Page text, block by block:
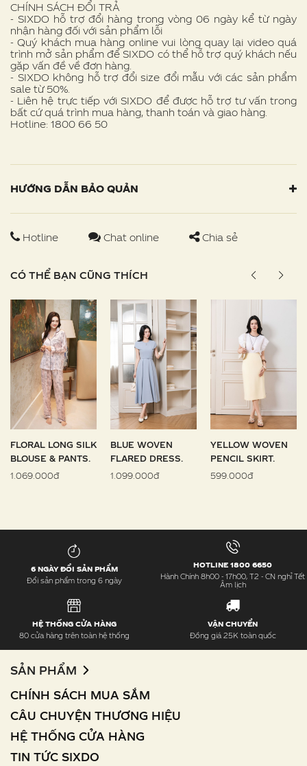
CHÍNH SÁCH ĐỔI TRẢ
- SIXDO hỗ trợ đổi hàng trong vòng 06 ngày kể từ ngày
nhận hàng đối với sản phẩm lỗi
- Quý khách mua hàng online vui lòng quay lại video quá
trình mở sản phẩm để SIXDO có thể hỗ trợ quý khách nếu
gặp vấn đề về đơn hàng.
- SIXDO không hỗ trợ đổi size đổi mẫu với các sản phẩm
sale từ 50%.
- Liên hệ trực tiếp với SIXDO để được hỗ trợ tư vấn trong
bất cứ quá trình mua hàng, thanh toán và giao hàng.
Hotline: 1800 66 50
HƯỚNG DẪN BẢO QUẢN
Hotline Chat online Chia sẻ
CÓ THỂ BẠN CŨNG THÍCH
FLORAL LONG SILK
BLOUSE & PANTS.
1.069.000đ
BLUE WOVEN
FLARED DRESS.
1.099.000đ
YELLOW WOVEN
PENCIL SKIRT.
599.000đ
6 NGÀY ĐỔI SẢN PHẨM
Đổi sản phẩm trong 6 ngày
HOTLINE 1800 6650
Hành Chính 8h00 - 17h00, T2 - CN nghỉ Tết
Âm lịch
HỆ THỐNG CỬA HÀNG
80 cửa hàng trên toàn hệ thống
VẬN CHUYỂN
Đồng giá 25K toàn quốc
SẢN PHẨM
CHÍNH SÁCH MUA SẮM
CÂU CHUYỆN THƯƠNG HIỆU
HỆ THỐNG CỬA HÀNG
TIN TỨC SIXDO